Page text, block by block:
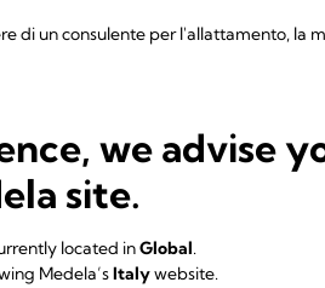
di un consulente per l'allattamento, la
che questa forma di contatto
mamma e bambino vengono
del latte. L'estrazione effettuata
a quella fatta nelle prime sei ore e
we advise
site.
located inGlobal.
Medela’sItalywebsite.